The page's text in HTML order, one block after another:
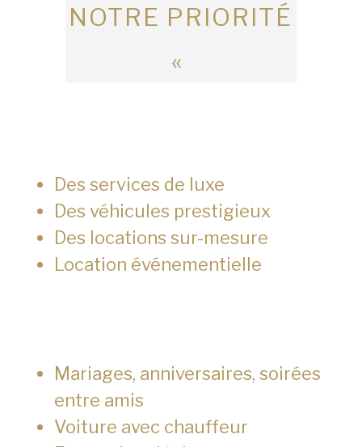
NOTRE PRIORITÉ
«
Des services de luxe
Des véhicules prestigieux
Des locations sur-mesure
Location événementielle
Mariages, anniversaires, soirées
entre amis
Voiture avec chauffeur